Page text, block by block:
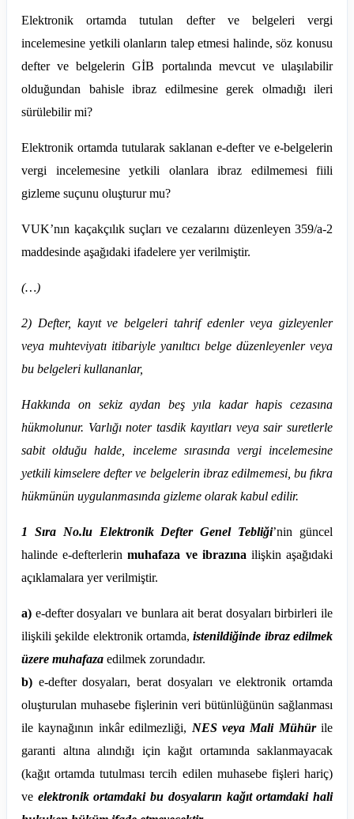
Elektronik ortamda tutulan defter ve belgeleri vergi
incelemesine yetkili olanların talep etmesi halinde, söz konusu
defter ve belgelerin GİB portalında mevcut ve ulaşılabilir
olduğundan bahisle ibraz edilmesine gerek olmadığı ileri
sürülebilir mi?
Elektronik ortamda tutularak saklanan e-defter ve e-belgelerin
vergi incelemesine yetkili olanlara ibraz edilmemesi fiili
gizleme suçunu oluşturur mu?
VUK’nın kaçakçılık suçları ve cezalarını düzenleyen 359/a-2
maddesinde aşağıdaki ifadelere yer verilmiştir.
(…)
2) Defter, kayıt ve belgeleri tahrif edenler veya gizleyenler
veya muhteviyatı itibariyle yanıltıcı belge düzenleyenler veya
bu belgeleri kullananlar,
Hakkında on sekiz aydan beş yıla kadar hapis cezasına
hükmolunur. Varlığı noter tasdik kayıtları veya sair suretlerle
sabit olduğu halde, inceleme sırasında vergi incelemesine
yetkili kimselere defter ve belgelerin ibraz edilmemesi, bu fıkra
hükmünün uygulanmasında gizleme olarak kabul edilir.
1 Sıra No.lu Elektronik Defter Genel Tebliği’nin güncel
halinde e-defterlerinmuhafaza ve ibrazına ilişkin aşağıdaki
açıklamalara yer verilmiştir.
a) e-defter dosyaları ve bunlara ait berat dosyaları birbirleri ile
ilişkili şekilde elektronik ortamda,istenildiğinde ibraz edilmek
üzere muhafaza edilmek zorundadır.
b) e-defter dosyaları, berat dosyaları ve elektronik ortamda
oluşturulan muhasebe fişlerinin veri bütünlüğünün sağlanması
ile kaynağının inkâr edilmezliği, NES veya Mali Mühürile
garanti altına alındığı için kağıt ortamında saklanmayacak
(kağıt ortamda tutulması tercih edilen muhasebe fişleri hariç)
ve elektronik ortamdaki bu dosyaların kağıt ortamdaki hali